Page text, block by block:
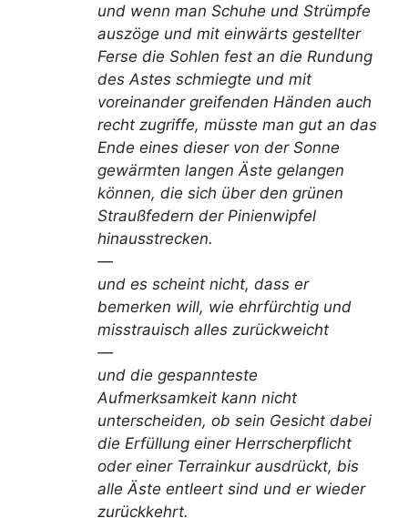
und wenn man Schuhe und Strümpfe
auszöge und mit einwärts gestellter
Ferse die Sohlen fest an die Rundung
des Astes schmiegte und mit
voreinander greifenden Händen auch
recht zugriffe, müsste man gut an das
Ende eines dieser von der Sonne
gewärmten langen Äste gelangen
können, die sich über den grünen
Straußfedern der Pinienwipfel
hinausstrecken.
—
und es scheint nicht, dass er
bemerken will, wie ehrfürchtig und
misstrauisch alles zurückweicht
—
und die gespannteste
Aufmerksamkeit kann nicht
unterscheiden, ob sein Gesicht dabei
die Erfüllung einer Herrscherpflicht
oder einer Terrainkur ausdrückt, bis
alle Äste entleert sind und er wieder
zurückkehrt.